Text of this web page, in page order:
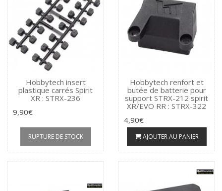
Hobbytech insert
plastique carrés Spirit
XR : STRX-236
9,90€
RUPTURE DE STOCK
Hobbytech renfort et
butée de batterie pour
support STRX-212 spirit
XR/EVO RR : STRX-322
4,90€
AJOUTER AU PANIER